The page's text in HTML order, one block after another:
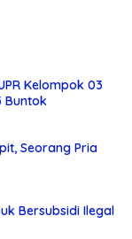
Kelompok 03
Buntok
Seorang Pria
Bersubsidi Ilegal